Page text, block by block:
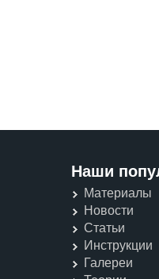
Наши
Материалы
Новости
Статьи
Инструкции
Галереи